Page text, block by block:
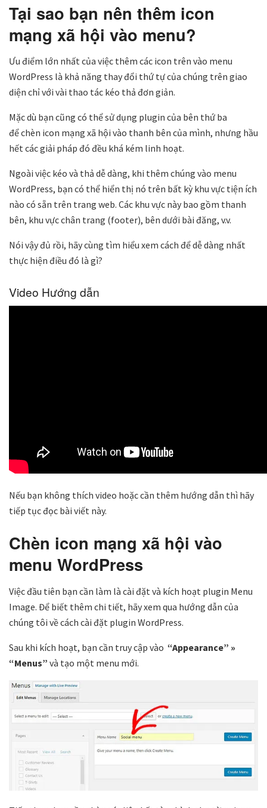
Tại sao bạn nên thêm icon
mạng xã hội vào menu?
Ưu điểm lớn nhất của việc thêm các icon trên vào menu
WordPress là khả năng thay đổi thứ tự của chúng trên giao
diện chỉ với vài thao tác kéo thả đơn giản.
Mặc dù bạn cũng có thể sử dụng plugin của bên thứ ba
để chèn icon mạng xã hội vào thanh bên của mình, nhưng hầu
hết các giải pháp đó đều khá kém linh hoạt.
Ngoài việc kéo và thả dễ dàng, khi thêm chúng vào menu
WordPress, bạn có thể hiển thị nó trên bất kỳ khu vực tiện ích
nào có sẵn trên trang web. Các khu vực này bao gồm thanh
bên, khu vực chân trang (footer), bên dưới bài đăng, v.v.
Nói vậy đủ rồi, hãy cùng tìm hiểu xem cách để dễ dàng nhất
thực hiện điều đó là gì?
Video Hướng dẫn
Nếu bạn không thích video hoặc cần thêm hướng dẫn thì hãy
tiếp tục đọc bài viết này.
Chèn icon mạng xã hội vào
menu WordPress
Việc đầu tiên bạn cần làm là cài đặt và kích hoạt plugin Menu
Image. Để biết thêm chi tiết, hãy xem qua hướng dẫn của
chúng tôi về cách cài đặt plugin WordPress.
Sau khi kích hoạt, bạn cần truy cập vào “Appearance” »
“Menus” và tạo một menu mới.